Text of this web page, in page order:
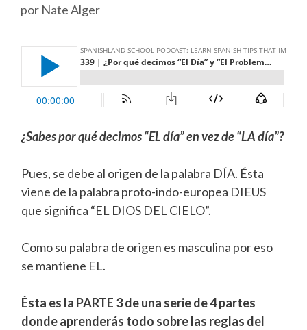
por Nate Alger
¿Sabes por qué decimos “EL día” en vez de “LA día”?
Pues, se debe al origen de la palabra DÍA. Ésta
viene de la palabra proto-indo-europea DIEUS
que significa “EL DIOS DEL CIELO”.
Como su palabra de origen es masculina por eso
se mantiene EL.
Ésta es la PARTE 3 de una serie de 4 partes
donde aprenderás todo sobre las reglas del